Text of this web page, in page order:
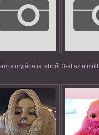
storyjába is, ebből 3-at az